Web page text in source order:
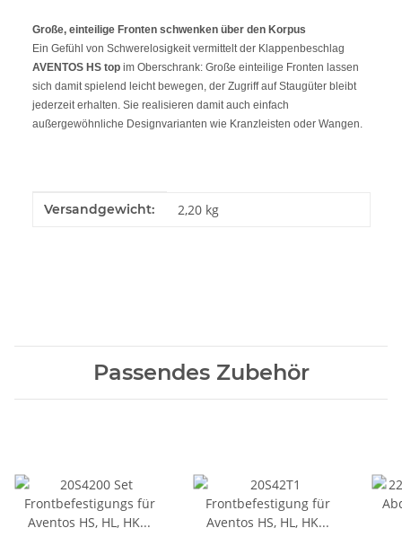
Große, einteilige Fronten schwenken über den Korpus
Ein Gefühl von Schwerelosigkeit vermittelt der Klappenbeschlag
AVENTOS HS top im Oberschrank: Große einteilige Fronten lassen
sich damit spielend leicht bewegen, der Zugriff auf Staugüter bleibt
jederzeit erhalten. Sie realisieren damit auch einfach
außergewöhnliche Designvarianten wie Kranzleisten oder Wangen.
Produkteigenschaft
Wert
Versandgewicht: 2,20 kg
Passendes Zubehör